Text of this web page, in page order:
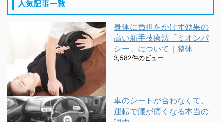
人気記事一覧
身体に負担をかけず効果の
高い新手技療法「ミオンパ
シー」について｜整体
3,582件のビュー
車のシートが合わなくて、
運転で腰が痛くなる本当の